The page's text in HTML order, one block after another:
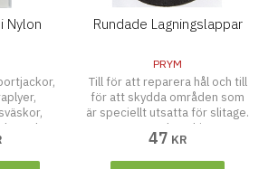
Nylon
mycket
blandade
Rundade Lagningslappar
PRYM
Till för att reparera hål och till
för att skydda områden som
är speciellt utsatta för slitage.
Fästs med strykjärn.
47 KR